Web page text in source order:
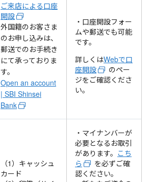
ご来店による口座
開設
外国籍のお客さま
のお申し込みは、
郵送でのお手続き
にて承っておりま
す。
Open an account
| SBI Shinsei
Bank
・口座開設フォー
ムや郵送でも可能
です。
詳しくはWebで口
座開設
のペー
ジをご確認くださ
い。
（1）キャッシュ
カード
・マイナンバーが
必要となるお取引
があります。 こち
ら
を必ずご確
認ください。